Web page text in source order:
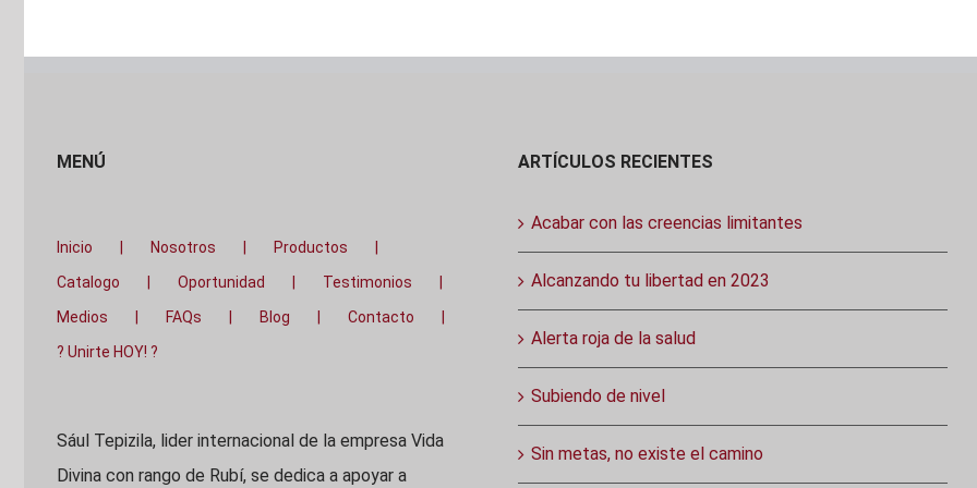
MENÚ
Inicio Nosotros
Productos
Catalogo
Oportunidad
Testimonios
Medios
FAQs Blog
Contacto
? Unirte HOY! ?
Sául Tepizila, lider internacional de la empresa Vida
Divina con rango de Rubí, se dedica a apoyar a
ARTÍCULOS RECIENTES
Acabar con las creencias limitantes
Alcanzando tu libertad en 2023
Alerta roja de la salud
Subiendo de nivel
Sin metas, no existe el camino